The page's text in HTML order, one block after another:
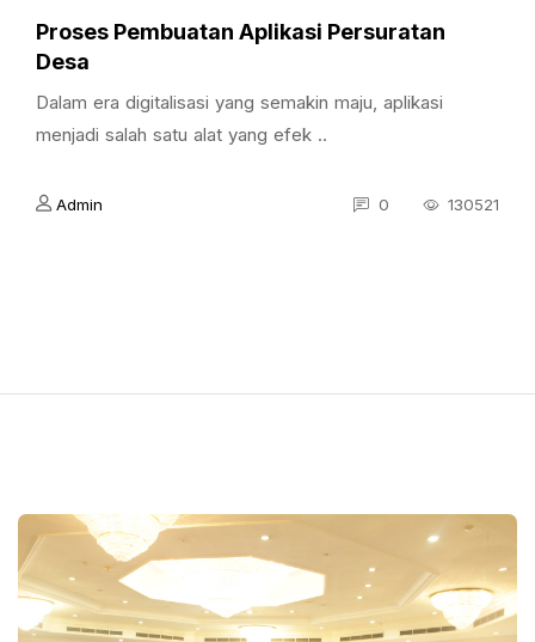
Proses Pembuatan Aplikasi Persuratan
Desa
Dalam era digitalisasi yang semakin maju, aplikasi
menjadi salah satu alat yang efek ..
Admin 0 130521